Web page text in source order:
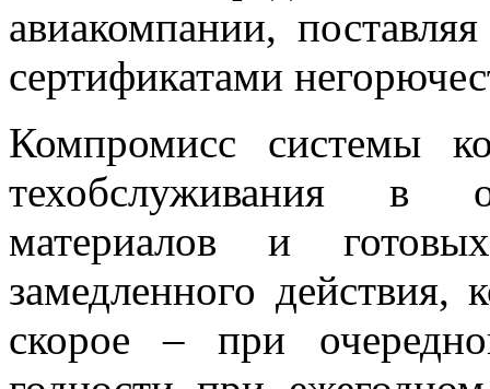
авиакомпании,
сертификатами
Компромисс системы
техобслуживания в
материалов и
замедленного действия,
скорое – при